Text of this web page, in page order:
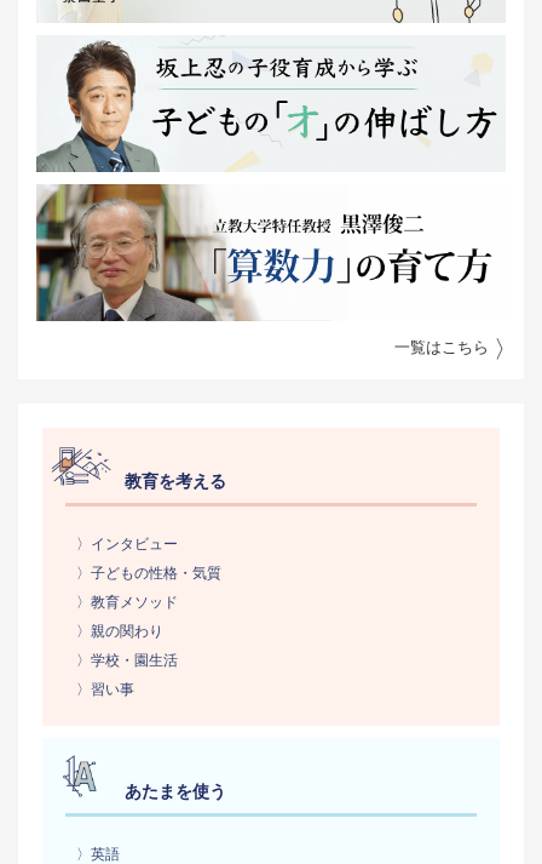
一覧はこちら
教育を考える
〉インタビュー
〉子どもの性格・気質
〉教育メソッド
〉親の関わり
〉学校・園生活
〉習い事
あたまを使う
〉英語